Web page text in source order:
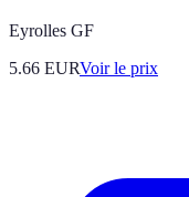
Eyrolles GF
5.66 EURVoir le prix